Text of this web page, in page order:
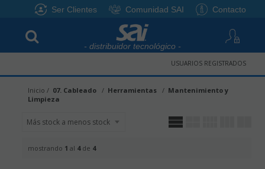
Ser Clientes Comunidad SAI Contacto
- distribuidor tecnológico -
USUARIOS REGISTRADOS
Inicio 07. Cableado Herramientas
Mantenimiento y
Limpieza
mostrando 1 al 4de 4